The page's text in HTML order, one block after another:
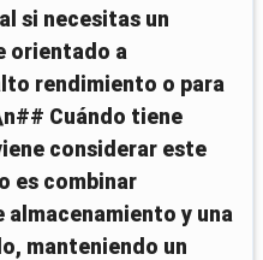
si necesitas un
orientado a
rendimiento o para
Cuándo tiene
considerar este
es combinar
y una
manteniendo un